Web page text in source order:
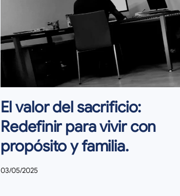
El valor del sacrificio:
Redefinir para vivir con
propósito y familia.
03/05/2025